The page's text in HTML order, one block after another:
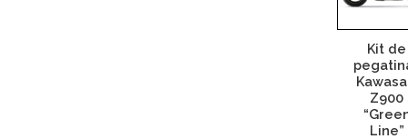
Kit de
Z900
Line”